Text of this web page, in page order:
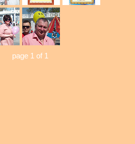
page 1 of 1